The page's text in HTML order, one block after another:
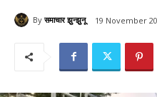
By समाचार झुन्झुनू 19 November